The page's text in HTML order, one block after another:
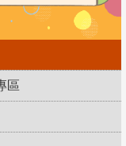
區